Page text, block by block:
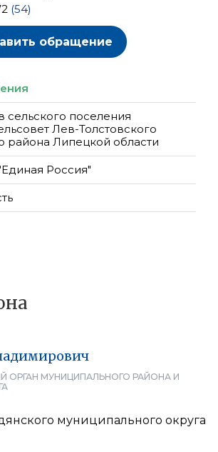
(54)
обращение
сельского поселения
Лев-Толстовского
района Липецкой области
Россия"
ОРГАН МУНИЦИПАЛЬНОГО РАЙОНА И
муниципального округа